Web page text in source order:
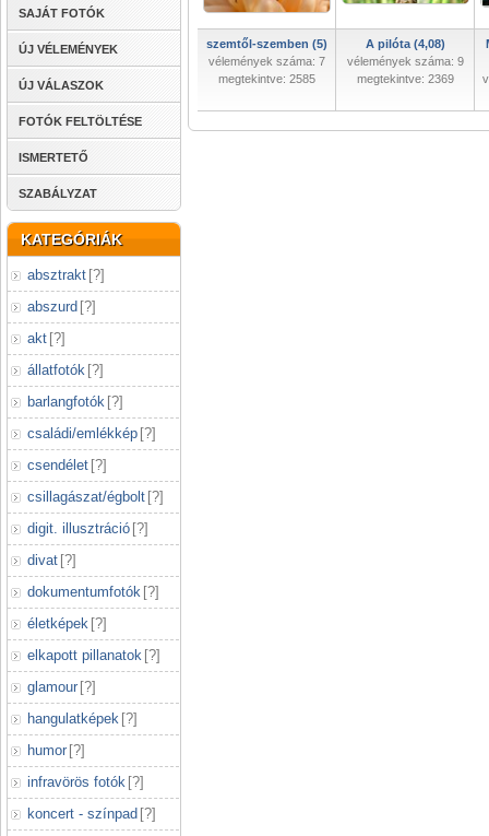
SAJÁT FOTÓK
ÚJ VÉLEMÉNYEK
ÚJ VÁLASZOK
FOTÓK FELTÖLTÉSE
ISMERTETŐ
SZABÁLYZAT
KATEGÓRIÁK
absztrakt [?]
abszurd [?]
akt [?]
állatfotók [?]
barlangfotók [?]
családi/emlékkép [?]
csendélet [?]
csillagászat/égbolt [?]
digit. illusztráció [?]
divat [?]
dokumentumfotók [?]
életképek [?]
elkapott pillanatok [?]
glamour [?]
hangulatképek [?]
humor [?]
infravörös fotók [?]
koncert - színpad [?]
szemtől-szemben (5)
vélemények száma: 7
megtekintve: 2585
A pilóta (4,08)
vélemények száma: 9
megtekintve: 2369